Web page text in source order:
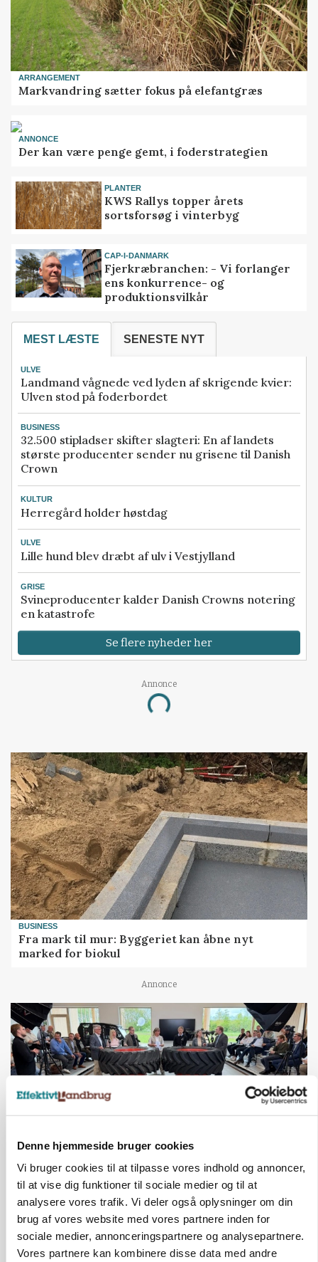
Denne hjemmeside bruger cookies
Vi bruger cookies til at tilpasse vores indhold og annoncer,
til at vise dig funktioner til sociale medier og til at
analysere vores trafik. Vi deler også oplysninger om din
brug af vores website med vores partnere inden for
sociale medier, annonceringspartnere og analysepartnere.
Vores partnere kan kombinere disse data med andre
ARRANGEMENT
Markvandring sætter fokus på elefantgræs
ANNONCE
Der kan være penge gemt, i foderstrategien
PLANTER
KWS Rallys topper årets
sortsforsøg i vinterbyg
CAP-I-DANMARK
Fjerkræbranchen: - Vi forlanger
ens konkurrence- og
produktionsvilkår
MEST LÆSTE SENESTE NYT
ULVE
Landmand vågnede ved lyden af skrigende kvier:
Ulven stod på foderbordet
BUSINESS
32.500 stipladser skifter slagteri: En af landets
største producenter sender nu grisene til Danish
Crown
KULTUR
Herregård holder høstdag
ULVE
Lille hund blev dræbt af ulv i Vestjylland
GRISE
Svineproducenter kalder Danish Crowns notering
en katastrofe
Se flere nyheder her
Annonce
Loading...
BUSINESS
Fra mark til mur: Byggeriet kan åbne nyt
marked for biokul
Annonce
BUSINESS
Ejer eller medejer? Nyt tv-format udfordrer
landbrugets ejerstruktur
Annonce